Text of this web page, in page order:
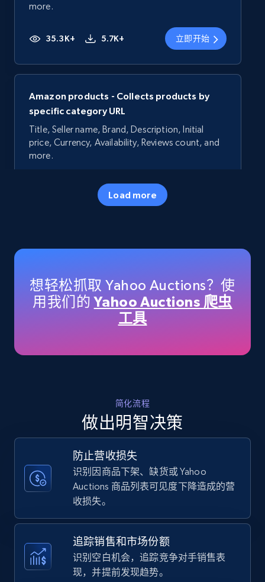
more.
35.3K+ 5.7K+ 立即开始
Amazon products - Collects products by
specific category URL
Title, Seller name, Brand, Description, Initial
price, Currency, Availability, Reviews count, and
more.
5.7K+
Title, Seller name, Brand, Description, Initial
price, Currency, Availability, Reviews count, and
more.
Title, Seller name, Brand, Description, Initial
price, Currency, Availability, Reviews count, and
35.3K+ 5.7K+ 立即开始
Amazon Reviews
URL, Product name, Product rating, Product
rating object, Product rating max, Rating,
Load more
想轻松抓取 Yahoo Auctions？使
用我们的Yahoo Auctions 爬虫
工具
简化流程
做出明智决策
防止营收损失
识别因商品下架、缺货或 Yahoo
Auctions 商品列表可见度下降造成的营
收损失。
追踪销售和市场份额
识别空白机会，追踪竞争对手销售表
现，并提前发现趋势。